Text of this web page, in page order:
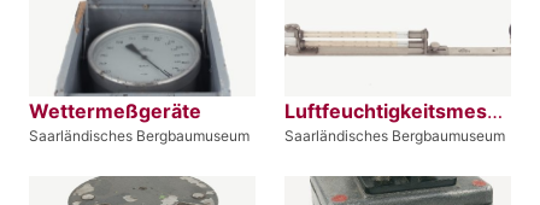
Wettermeßgeräte
Saarländisches Bergbaumuseum
Luftfeuchtigkeitsmesser
Saarländisches Bergbaumuseum